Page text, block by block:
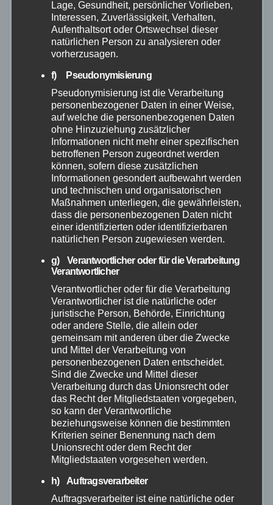
nach der jeweils aktuellen Preisliste des
Fotografen uneingeschränkt. Ist die Leistung
nicht Bestandteil der Preisliste des Fotografen
richten sich die Honorare nach der
Bildhonorarübersicht der
Mittelstandsgemeinschaft Foto-Marketing
(MFM). Das Honorar versteht sich zuzüglich der
jeweils gültigen Mehrwertsteuer, sofern es
keine Regelung gemäß §19 Abs 1 UStG. gibt.
Die aktuelle Preisliste kann beim Fotografen
angefordert werden.
Mit dem vereinbarten Honorar wird die
einmalige Nutzung des Bildmaterials zu dem
vereinbarten Zweck gemäß Ziff. D 3
abgegolten.
Auslagen (z.B. Material- und Laborkosten,
Modellhonorare, Visagisten, Kosten für
erforderliche Requisiten, Reisekosten,
erforderliche Spesen etc.) sind nicht im Honorar
enthalten und gehen zu Lasten des Kunden.
Der Honoraranspruch ist bei Ablieferung der
Aufnahme fällig. Wird eine Produktion in Teilen
abgeliefert, so ist das entsprechende
Teilhonorar mit jeweiliger Lieferung fällig. Der
Fotograf ist berechtigt, bei
Produktionsaufträgen Abschlagszahlungen
entsprechend dem jeweils erbrachten
Lage, Gesundheit, persönlicher Vorlieben,
Interessen, Zuverlässigkeit, Verhalten,
Aufenthaltsort oder Ortswechsel dieser
natürlichen Person zu analysieren oder
vorherzusagen.
f) Pseudonymisierung
Pseudonymisierung ist die Verarbeitung
personenbezogener Daten in einer Weise,
auf welche die personenbezogenen Daten
ohne Hinzuziehung zusätzlicher
Informationen nicht mehr einer spezifischen
betroffenen Person zugeordnet werden
können, sofern diese zusätzlichen
Informationen gesondert aufbewahrt werden
und technischen und organisatorischen
Maßnahmen unterliegen, die gewährleisten,
dass die personenbezogenen Daten nicht
einer identifizierten oder identifizierbaren
natürlichen Person zugewiesen werden.
g) Verantwortlicher oder für die Verarbeitung
Verantwortlicher
Verantwortlicher oder für die Verarbeitung
Verantwortlicher ist die natürliche oder
juristische Person, Behörde, Einrichtung
oder andere Stelle, die allein oder
gemeinsam mit anderen über die Zwecke
und Mittel der Verarbeitung von
personenbezogenen Daten entscheidet.
Sind die Zwecke und Mittel dieser
Verarbeitung durch das Unionsrecht oder
das Recht der Mitgliedstaaten vorgegeben,
so kann der Verantwortliche
beziehungsweise können die bestimmten
Kriterien seiner Benennung nach dem
Unionsrecht oder dem Recht der
Mitgliedstaaten vorgesehen werden.
h) Auftragsverarbeiter
Auftragsverarbeiter ist eine natürliche oder